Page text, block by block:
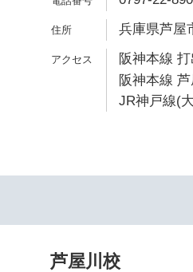
兵庫県芦屋
阪神本線
阪神本線
JR神戸線(
芦屋川校